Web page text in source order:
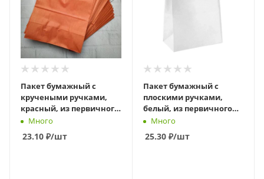
Пакет бумажный с
кручеными ручками,
красный, из первичного
сырья, 240 х 140 х 280 мм
Много
23.10 ₽/шт
Пакет бумажный с
плоскими ручками,
белый, из первичного
сырья, 320 х 200 х 370 мм
Много
25.30₽/шт